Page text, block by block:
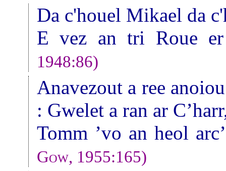
Da c'houel Mikael da
E vez an tri Roue er
1948:86)
Anavezout a ree
: Gwelet a ran ar
Tomm ’vo an heol
Gow, 1955:165)